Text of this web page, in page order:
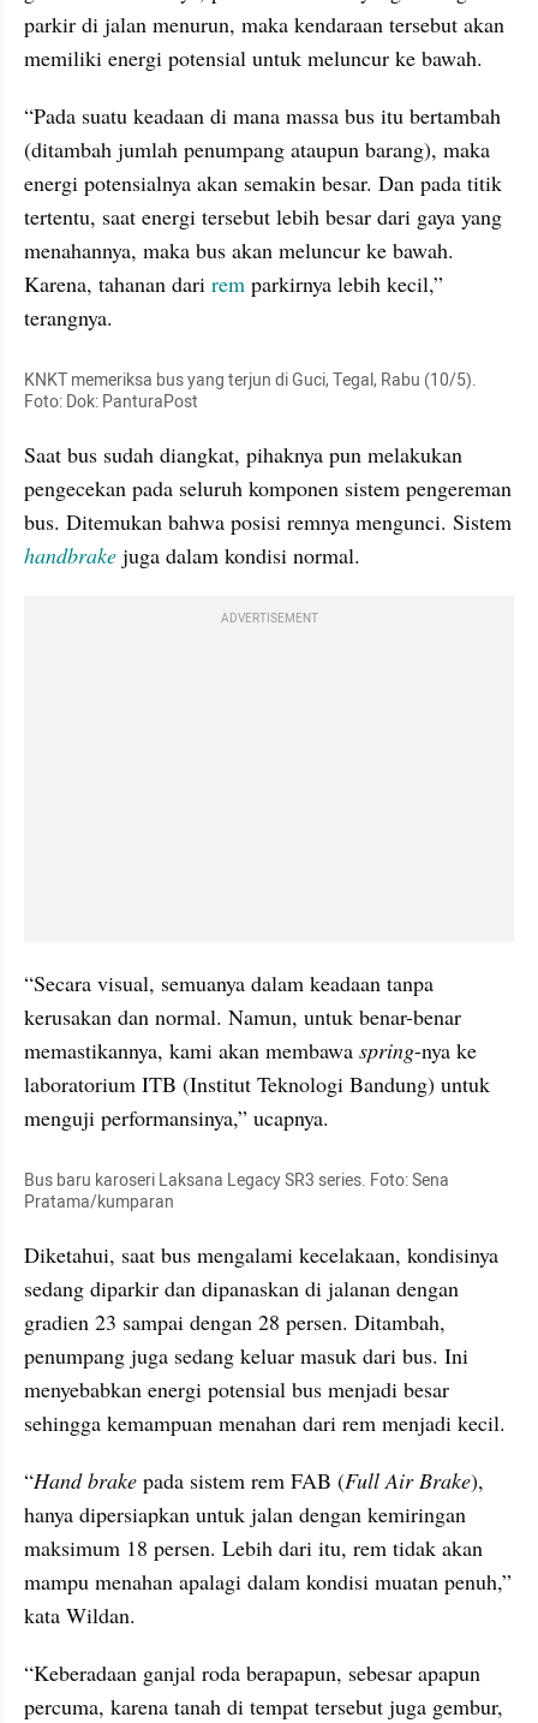
parkir di jalan menurun, maka kendaraan tersebut akan
memiliki energi potensial untuk meluncur ke bawah.
“Pada suatu keadaan di mana massa bus itu bertambah
(ditambah jumlah penumpang ataupun barang), maka
energi potensialnya akan semakin besar. Dan pada titik
tertentu, saat energi tersebut lebih besar dari gaya yang
menahannya, maka bus akan meluncur ke bawah.
Karena, tahanan dari rem parkirnya lebih kecil,”
terangnya.
KNKT memeriksa bus yang terjun di Guci, Tegal, Rabu (10/5).
Foto: Dok: PanturaPost
Saat bus sudah diangkat, pihaknya pun melakukan
pengecekan pada seluruh komponen sistem pengereman
handbrake juga dalam kondisi normal.
ADVERTISEMENT
“Secara visual, semuanya dalam keadaan tanpa
kerusakan dan normal. Namun, untuk benar-benar
memastikannya, kami akan membawa spring-nya ke
laboratorium ITB (Institut Teknologi Bandung) untuk
menguji performansinya,” ucapnya.
Bus baru karoseri Laksana Legacy SR3 series. Foto: Sena
Pratama/kumparan
Diketahui, saat bus mengalami kecelakaan, kondisinya
sedang diparkir dan dipanaskan di jalanan dengan
gradien 23 sampai dengan 28 persen. Ditambah,
penumpang juga sedang keluar masuk dari bus. Ini
menyebabkan energi potensial bus menjadi besar
sehingga kemampuan menahan dari rem menjadi kecil.
“Hand brake pada sistem rem FAB (Full Air Brake),
hanya dipersiapkan untuk jalan dengan kemiringan
maksimum 18 persen. Lebih dari itu, rem tidak akan
mampu menahan apalagi dalam kondisi muatan penuh,”
kata Wildan.
“Keberadaan ganjal roda berapapun, sebesar apapun
percuma, karena tanah di tempat tersebut juga gembur,